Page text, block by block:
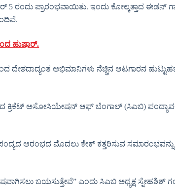
5 ರಂದು ಪ್ರಾರಂಭವಾಯಿತು. ಇಂದು ಕೋಲ್ಕತ್ತಾದ ಈಡನ್
ಹುಷಾರ್.
ಅಭಿಮಾನಿಗಳು ನೆಚ್ಚಿನ ಆಟಗಾರನ
ಕ್ರಿಕೆಟ್ ಅಸೋಸಿಯೇಷನ್ ​​ಆಫ್ ಬೆಂಗಾಲ್ (ಸಿಎಬಿ)
ಆರಂಭದ ಮೊದಲು ಕೇಕ್ ಕತ್ತರಿಸುವ
ಬಯಸುತ್ತೇವೆ” ಎಂದು ಸಿಎಬಿ ಅಧ್ಯಕ್ಷ ಸ್ನೇಹಶಿಶ್